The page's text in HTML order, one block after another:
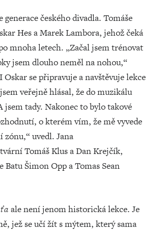
generace českého divadla. Tomáše
Hes a Marek Lambora, jehož čeká
mnoha letech. „Začal jsem trénovat
jsem dlouho neměl na nohou,“
se připravuje a navštěvuje lekce
veřejně hlásal, že do muzikálu
jsem tady. Nakonec to bylo takové
o kterém vím, že mě vyvede
uvedl. Jana
Tomáš Klus a Dan Krejčík,
Batu Šimon Opp a Tomas Sean
ale není jenom historická lekce. Je
jež se učí žít s mýtem, který sama